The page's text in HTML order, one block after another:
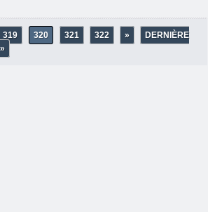
319 320 321 322 »
DERNIÈRE